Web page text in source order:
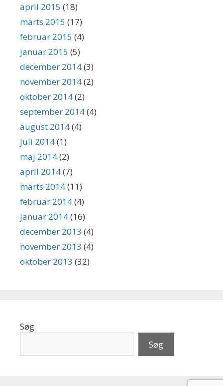
april 2015 (18)
marts 2015 (17)
februar 2015 (4)
januar 2015 (5)
december 2014(3)
november 2014(2)
oktober 2014(2)
september 2014(4)
august 2014(4)
juli 2014(1)
maj 2014(2)
april 2014(7)
marts 2014(11)
februar 2014(4)
januar 2014(16)
december 2013 (4)
november 2013 (4)
oktober 2013 (32)
Søg
Søg